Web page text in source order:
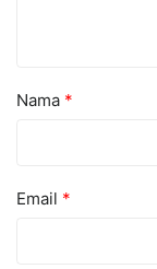
Nama *
Email *